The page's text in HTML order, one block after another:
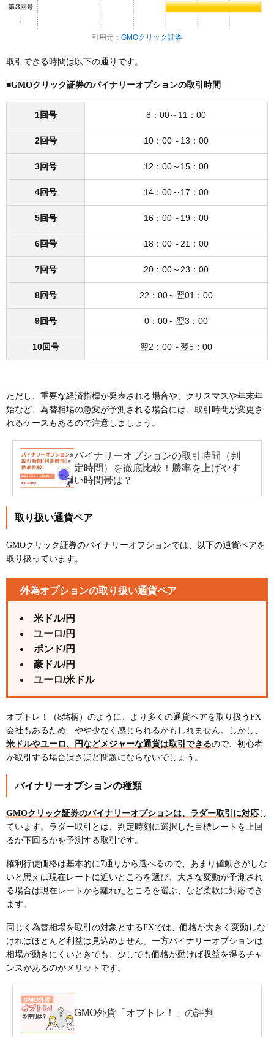
引用元： GMOクリック証券
取引できる時間は以下の通りです。
■GMOクリック証券のバイナリーオプションの取引時間
1回号 8：00～11：00
2回号 10：00～13：00
3回号 12：00～15：00
4回号 14：00～17：00
5回号 16：00～19：00
6回号 18：00～21：00
7回号 20：00～23：00
8回号 22：00～翌01：00
9回号 0：00～翌3：00
10回号 翌2：00～翌5：00
ただし、重要な経済指標が発表される場合や、クリスマスや年末年
始など、為替相場の急変が予測される場合には、取引時間が変更さ
れるケースもあるので注意しましょう。
バイナリーオプションの取引時間（判
定時間）を徹底比較！勝率を上げやす
い時間帯は？
取り扱い通貨ペア
GMOクリック証券のバイナリーオプションでは、以下の通貨ペアを
取り扱っています。
外為オプションの取り扱い通貨ペア
米ドル/円
ユーロ/円
ポンド/円
豪ドル/円
ユーロ/米ドル
オプトレ！（8銘柄）のように、より多くの通貨ペアを取り扱うFX
会社もあるため、やや少なく感じられるかもしれません。しかし、
米ドルやユーロ、円などメジャーな通貨は取引できるので、初心者
が取引する場合はさほど問題にならないでしょう。
バイナリーオプションの種類
GMOクリック証券のバイナリーオプションは、ラダー取引に対応 し
ています。ラダー取引とは、判定時刻に選択した目標レートを上回
るか下回るかを予測する取引です。
権利行使価格は基本的に7通りから選べるので、あまり値動きがしな
いと思えば現在レートに近いところを選び、大きな変動が予測され
る場合は現在レートから離れたところを選ぶ、など柔軟に対応でき
ます。
同じく為替相場を取引の対象とするFXでは、価格が大きく変動しな
ければほとんど利益は見込めません。一方バイナリーオプションは
相場が動きにくいときでも、少しでも価格が動けば収益を得るチャ
ンスがあるのがメリットです。
GMO外貨「オプトレ！」の評判